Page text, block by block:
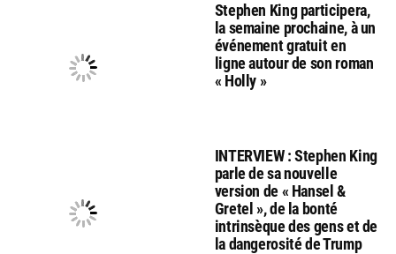
Stephen King participera,
la semaine prochaine, à un
événement gratuit en
ligne autour de son roman
« Holly »
INTERVIEW : Stephen King
parle de sa nouvelle
version de « Hansel &
Gretel », de la bonté
intrinsèque des gens et de
la dangerosité de Trump